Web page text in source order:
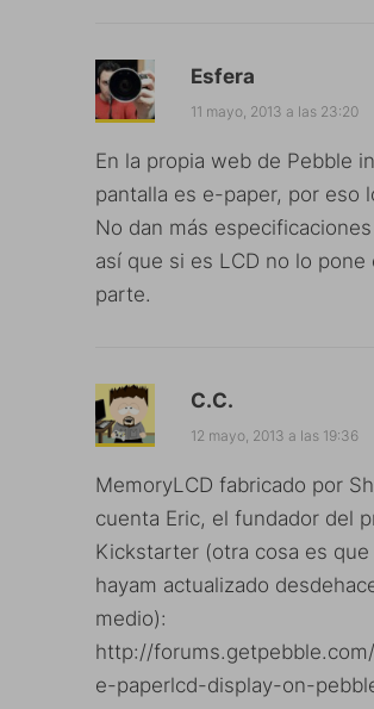
Esfera
11 mayo, 2013 a las 23:20
En la propia web de Pebble
pantalla es e-paper, por eso
No dan más
así que si es LCD no lo pone
parte.
C.C.
12 mayo, 2013 a las 19:36
MemoryLCD fabricado por
cuenta Eric, el fundador del
Kickstarter (otra cosa es
hayam actualizado
medio):
http://
e-paperlcd-display-on-